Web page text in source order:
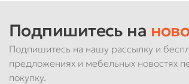
Подпишитесь на
Подпишитесь на нашу рассылку и
предложениях и мебельных новостях
покупку.